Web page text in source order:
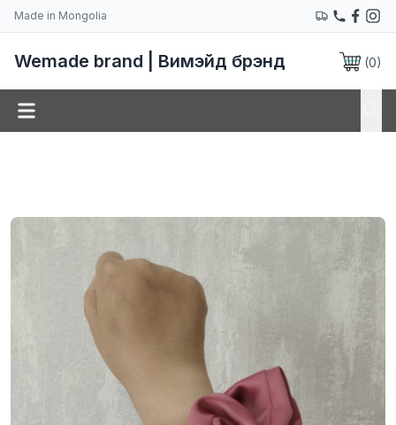
Made in Mongolia
Wemade brand | Вимэйд брэнд (0)